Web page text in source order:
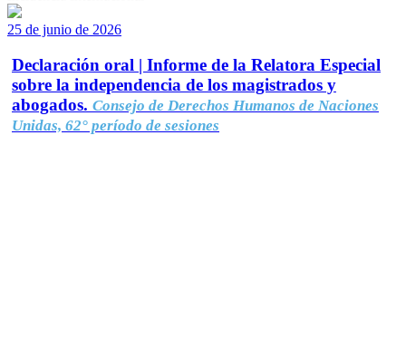
25 de junio de 2026
Declaración oral | Informe de la Relatora Especial
sobre la independencia de los magistrados y
abogados. Consejo de Derechos Humanos de Naciones
Unidas, 62° período de sesiones